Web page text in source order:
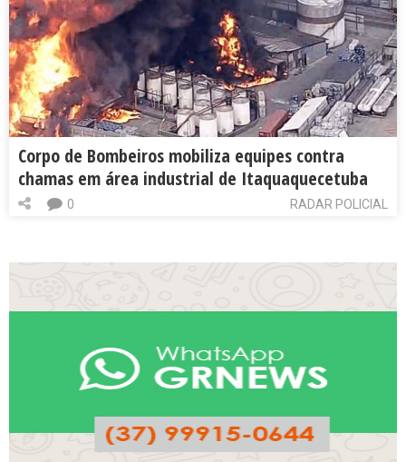
Corpo de Bombeiros mobiliza equipes contra
chamas em área industrial de Itaquaquecetuba
RADAR POLICIAL
0